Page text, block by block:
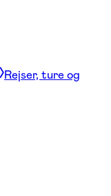
Rejser, ture og